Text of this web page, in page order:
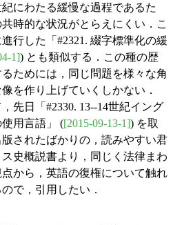
にわたる緩慢な過程であるた
時的な状況がとらえにくい．こ
行した「#2321. 綴字標準化の緩
1]) とも類似する．この種の歴
ためには，同じ問題を様々な角
を作り上げていくしかない．
先日「#2330. 13--14世紀イング
用言語」 ([2015-09-13-1]) を取
されたばかりの，読みやすい君
史概説書より，同じく法律まわ
から，英語の復権について触れ
で，引用したい．